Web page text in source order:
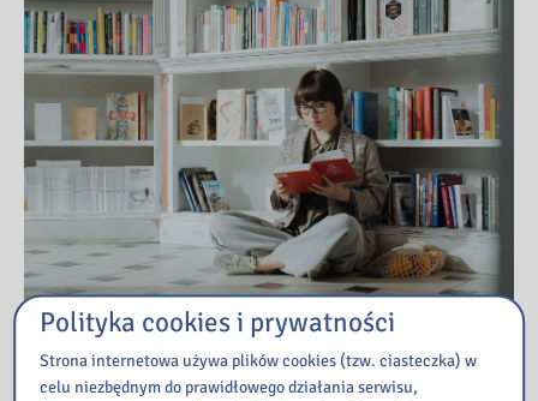
Przeczytaj
Polityka cookies i prywatności
Strona internetowa używa plików cookies (tzw. ciasteczka) w
celu niezbędnym do prawidłowego działania serwisu,